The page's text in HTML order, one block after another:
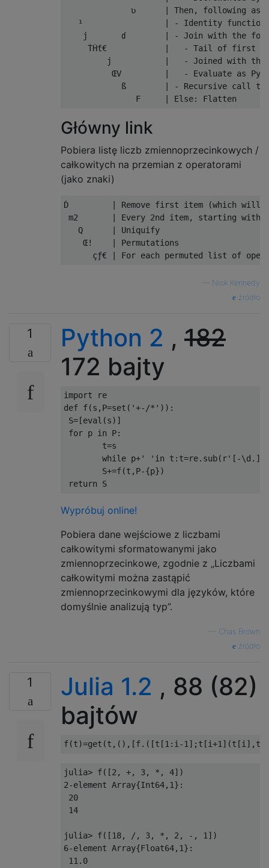
ʋ      | Then, following as
¹                 | - Identity
j       ɗ        | - Join with the
ṪḢƭ€            |   - Tail of first
j           |   - Joined with the
ŒV         |   - Evaluate as
ß        | - Recursive call
Główny link
Pobiera listę liczb zmiennoprzecinkowych /
całkowitych na przemian z operatorami
(jako znaki)
Ḋ         | Remove first item (which will
m2       | Every 2nd item, starting
   Q      | Uniquify
    Œ!    | Permutations
Nick Kennedy
źródło
1 Python 2 , 182
172 bajty
import
def f(s , P=set ( '+-/*' )):
S=[eval (s)]
for p in P:
	t
=s
while p+' ' in t : t=re. sub( r'[-\d.]+
	S
+=f(t , P-{p})
return S
Wypróbuj online!
Pobiera dane wejściowe z liczbami
całkowitymi sformatowanymi jako
zmiennoprzecinkowe, zgodnie z „Liczbami
całkowitymi można zastąpić
zmiennoprzecinkowymi dla języków, które
domyślnie analizują typ”.
Chas Brown
źródło
1 Julia 1.2 , 88 (82)
bajtów
f(t)=get (t ,(),[f.([t [1 : i -1 ]; t [i+1 ](t [i ], t
julia> f([2 , +, 3, *, 4])
2-element Array{Int64, 1}:
20
14
julia> f([18, /, 3, *, 2 , -, 1 ])
6-element Array{Float64, 1}:
11.0